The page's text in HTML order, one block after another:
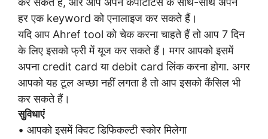
हर एक keyword को एनालाइज कर सकते हैं।
यदि आप Ahref tool को चेक करना चाहते हैं तो आप 7 दिन
के लिए इसको फ्री में यूज कर सकते हैं। मगर आपको इसमें
अपना credit card या debit card लिंक करना होगा. अगर
आपको यह टूल अच्छा नहीं लगता है तो आप इसको कैंसिल भी
कर सकते हैं।
सुविधाएं
• आपको इसमें क्विट डिफिकल्टी स्कोर मिलेगा